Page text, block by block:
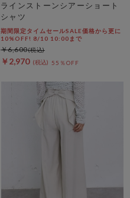
ラインストーンシアーショート
シャツ
期間限定タイムセールSALE価格から更に
10%OFF! 8/10 10:00まで
￥6,600
￥2,970 55％OFF